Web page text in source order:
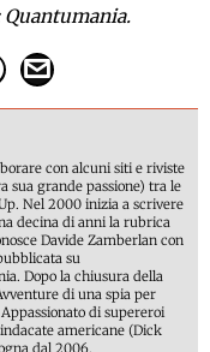
Quantumania.
con alcuni siti e riviste
sua grande passione) tra le
Nel 2000 inizia a scrivere
decina di anni la rubrica
Davide Zamberlan con
su
Dopo la chiusura della
di una spia per
di supereroi
americane (Dick
dal 2006.